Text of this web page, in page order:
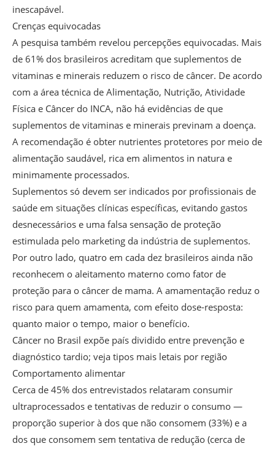
inescapável.
Crenças equivocadas
A pesquisa também revelou percepções equivocadas. Mais
de 61% dos brasileiros acreditam que suplementos de
vitaminas e minerais reduzem o risco de câncer. De acordo
com a área técnica de Alimentação, Nutrição, Atividade
Física e Câncer do INCA, não há evidências de que
suplementos de vitaminas e minerais previnam a doença.
A recomendação é obter nutrientes protetores por meio de
alimentação saudável, rica em alimentos in natura e
minimamente processados.
Suplementos só devem ser indicados por profissionais de
saúde em situações clínicas específicas, evitando gastos
desnecessários e uma falsa sensação de proteção
estimulada pelo marketing da indústria de suplementos.
Por outro lado, quatro em cada dez brasileiros ainda não
reconhecem o aleitamento materno como fator de
proteção para o câncer de mama. A amamentação reduz o
risco para quem amamenta, com efeito dose-resposta:
quanto maior o tempo, maior o benefício.
Câncer no Brasil expõe país dividido entre prevenção e
diagnóstico tardio; veja tipos mais letais por região
Comportamento alimentar
Cerca de 45% dos entrevistados relataram consumir
ultraprocessados e tentativas de reduzir o consumo —
proporção superior à dos que não consomem (33%) e a
dos que consomem sem tentativa de redução (cerca de